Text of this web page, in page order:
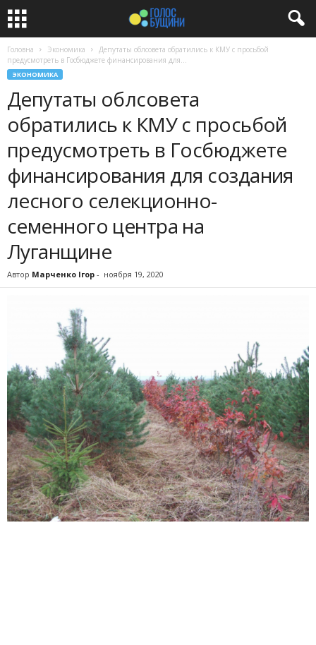
Головна Экономика
Депутаты облсовета обратились к КМУ с просьбой
предусмотреть в Госбюджете финансирования для...
ЭКОНОМИКА
Депутаты облсовета
обратились к КМУ с просьбой
предусмотреть в Госбюджете
финансирования для создания
лесного селекционно-
семенного центра на
Луганщине
Автор Марченко Ігор - ноября 19, 2020